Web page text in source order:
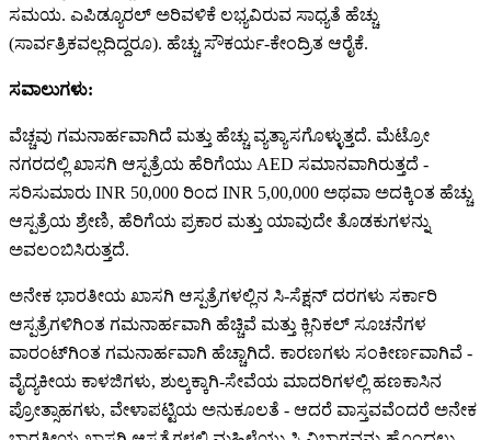
ಸಮಯ. ಎಪಿಡ್ಯೂರಲ್ ಅರಿವಳಿಕೆ ಲಭ್ಯವಿರುವ ಸಾಧ್ಯತೆ ಹೆಚ್ಚು
(ಸಾರ್ವತ್ರಿಕವಲ್ಲದಿದ್ದರೂ). ಹೆಚ್ಚು ಸೌಕರ್ಯ-ಕೇಂದ್ರಿತ ಆರೈಕೆ.
ಸವಾಲುಗಳು:
ವೆಚ್ಚವು ಗಮನಾರ್ಹವಾಗಿದೆ ಮತ್ತು ಹೆಚ್ಚು ವ್ಯತ್ಯಾಸಗೊಳ್ಳುತ್ತದೆ. ಮೆಟ್ರೋ
ನಗರದಲ್ಲಿ ಖಾಸಗಿ ಆಸ್ಪತ್ರೆಯ ಹೆರಿಗೆಯು AED ಸಮಾನವಾಗಿರುತ್ತದೆ -
ಸರಿಸುಮಾರು INR 50,000 ರಿಂದ INR 5,00,000 ಅಥವಾ ಅದಕ್ಕಿಂತ ಹೆಚ್ಚು
ಆಸ್ಪತ್ರೆಯ ಶ್ರೇಣಿ, ಹೆರಿಗೆಯ ಪ್ರಕಾರ ಮತ್ತು ಯಾವುದೇ ತೊಡಕುಗಳನ್ನು
ಅವಲಂಬಿಸಿರುತ್ತದೆ.
ಅನೇಕ ಭಾರತೀಯ ಖಾಸಗಿ ಆಸ್ಪತ್ರೆಗಳಲ್ಲಿನ ಸಿ-ಸೆಕ್ಷನ್ ದರಗಳು ಸರ್ಕಾರಿ
ಆಸ್ಪತ್ರೆಗಳಿಗಿಂತ ಗಮನಾರ್ಹವಾಗಿ ಹೆಚ್ಚಿವೆ ಮತ್ತು ಕ್ಲಿನಿಕಲ್ ಸೂಚನೆಗಳ
ವಾರಂಟ್‌ಗಿಂತ ಗಮನಾರ್ಹವಾಗಿ ಹೆಚ್ಚಾಗಿದೆ. ಕಾರಣಗಳು ಸಂಕೀರ್ಣವಾಗಿವೆ -
ವೈದ್ಯಕೀಯ ಕಾಳಜಿಗಳು, ಶುಲ್ಕಕ್ಕಾಗಿ-ಸೇವೆಯ ಮಾದರಿಗಳಲ್ಲಿ ಹಣಕಾಸಿನ
ಪ್ರೋತ್ಸಾಹಗಳು, ವೇಳಾಪಟ್ಟಿಯ ಅನುಕೂಲತೆ - ಆದರೆ ವಾಸ್ತವವೆಂದರೆ ಅನೇಕ